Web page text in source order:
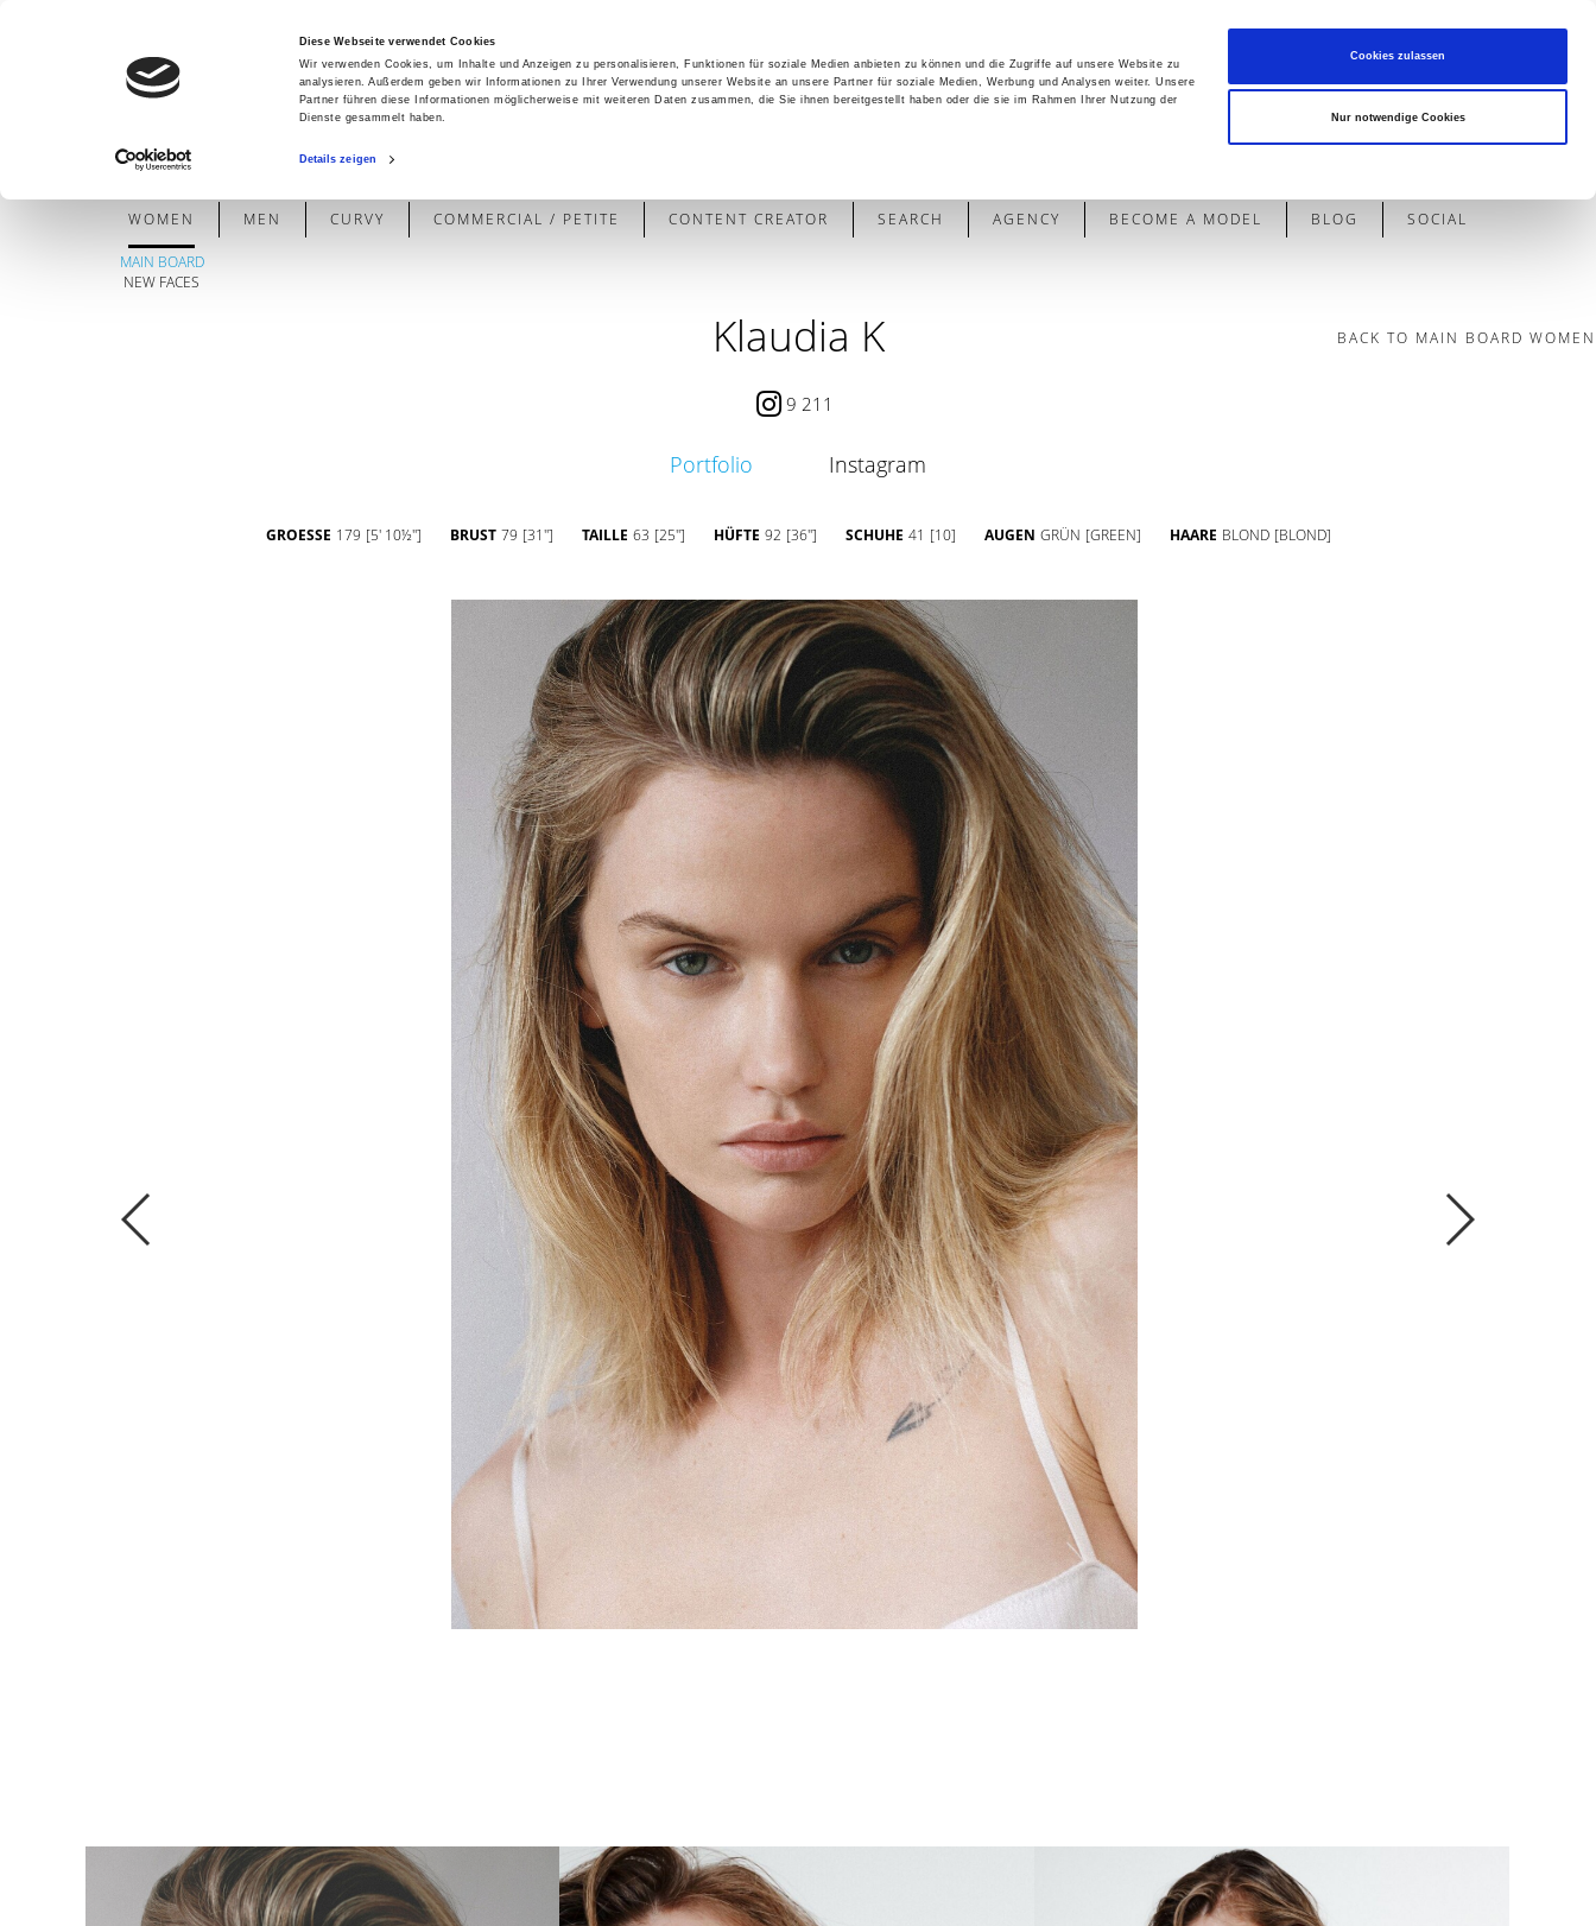
Diese Webseite verwendet Cookies
Wir verwenden Cookies, um Inhalte und Anzeigen zu personalisieren, Funktionen für soziale Medien anbieten zu können und die Zugriffe auf unsere Website zu
analysieren. Außerdem geben wir Informationen zu Ihrer Verwendung unserer Website an unsere Partner für soziale Medien, Werbung und Analysen weiter. Unsere
Partner führen diese Informationen möglicherweise mit weiteren Daten zusammen, die Sie ihnen bereitgestellt haben oder die sie im Rahmen Ihrer Nutzung der
Dienste gesammelt haben.
Details zeigen
Cookies zulassen
Nur notwendige Cookies
Contact
WOMEN
MAIN BOARD
NEW FACES
MEN CURVY COMMERCIAL / PETITE CONTENT CREATOR SEARCH AGENCY BECOME A MODEL BLOG SOCIAL
Klaudia K BACK TO MAIN BOARD WOMEN
9 211
Portfolio Instagram
GROESSE 179 [5' 10½''] BRUST 79 [31''] TAILLE 63 [25''] HÜFTE 92 [36''] SCHUHE 41 [10] AUGEN GRÜN [GREEN] HAARE BLOND [BLOND]